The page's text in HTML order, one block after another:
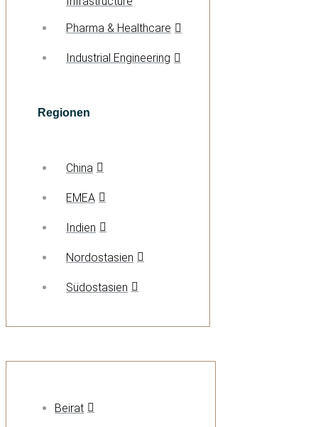
Pharma & Healthcare
Industrial Engineering
Regionen
China
EMEA
Indien
Nordostasien
Südostasien
Beirat